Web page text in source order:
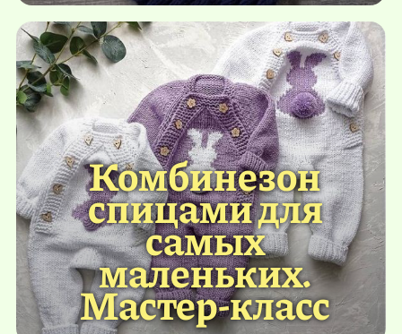
Комбинезон
спицами для
самых
маленьких.
Мастер-класс